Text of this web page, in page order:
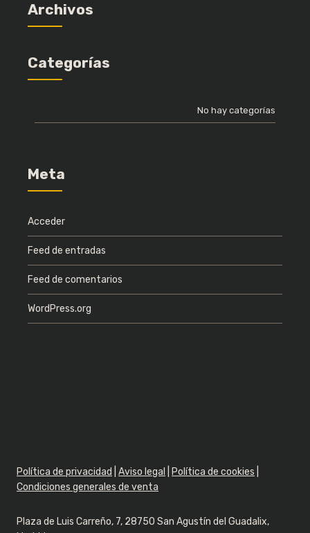
Archivos
Categorías
No hay categorías
Meta
Acceder
Feed de entradas
Feed de comentarios
WordPress.org
Política de privacidad |Aviso legal Política de cookies
Condiciones generales de venta
Plaza de Luis Carreño, 7, 28750 San Agustín del Guadalix,